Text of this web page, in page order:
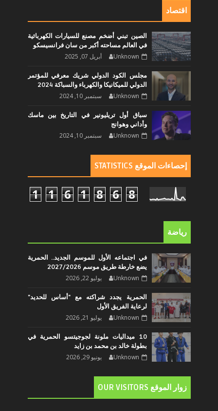
اقتصاد
الصين تبني أضخم مصنع للسيارات الكهربائية
في العالم مساحته أكبر من سان فرانسيسكو
Unknown أبريل 07, 2025
مجلس الكود الدولي شريك معرفي للمؤتمر
الدولي للميكانيكا والكهرباء والسباكة 2024
Unknown سبتمبر 10, 2024
سباق أول تريليونير في التاريخ بين ماسك
وأداني وهوانج
Unknown سبتمبر 10, 2024
إحصاءات الموقع STATISTICS
1 1 6 1 8 6 8
رياضة
في اجتماعه الأول للموسم الجديد.. الحمرية
يضع خارطة طريق موسم 2027/2026
Unknown يوليو 22, 2026
الحمرية يجدد شراكته مع "أساس للحديد"
لرعاية الفريق الأول
Unknown يوليو 21, 2026
10 ميداليات ملونة لجوجيتسو الحمرية في
بطولة خالد بن محمد بن زايد
Unknown يونيو 29, 2026
زوار الموقع OUR VISITORS